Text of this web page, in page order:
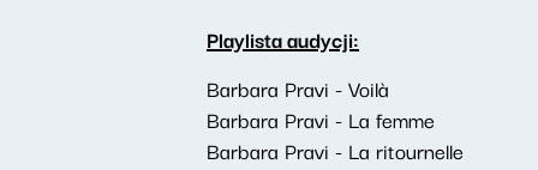
Playlista audycji:
Barbara Pravi - Voilà
Barbara Pravi - La femme
Barbara Pravi - La ritournelle